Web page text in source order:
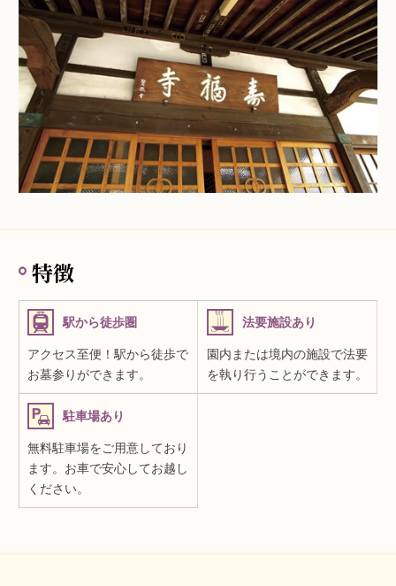
特徴
駅から徒歩圏
アクセス至便！駅から徒歩で
お墓参りができます。
法要施設あり
園内または境内の施設で法要
を執り行うことができます。
駐車場あり
無料駐車場をご用意しており
ます。お車で安心してお越し
ください。